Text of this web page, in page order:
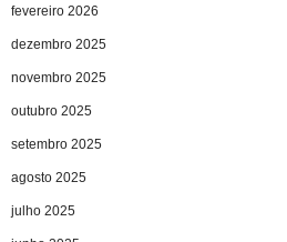
fevereiro 2026
dezembro 2025
novembro 2025
outubro 2025
setembro 2025
agosto 2025
julho 2025